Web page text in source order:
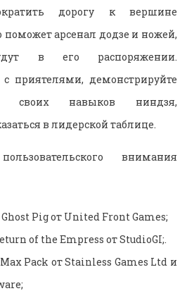
дорогу к вершине
поможет арсенал додзе и ножей,
в его распоряжении.
с приятелями, демонстрируйте
своих навыков ниндзя,
в лидерской таблице.
внимания
Pig от United Front Games;
of the Empress от StudioGI;.
Pack от Stainless Games Ltd и